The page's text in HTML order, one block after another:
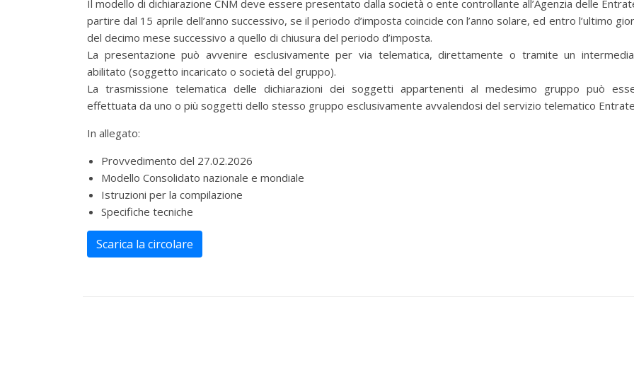
Il modello di dichiarazione CNM deve essere presentato dalla società o ente controllante all’Agenzia delle
partire dal 15 aprile dell’anno successivo, se il periodo d’imposta coincide con l’anno solare, ed entro l’ultimo
del decimo mese successivo a quello di chiusura del periodo d’imposta.
La presentazione può avvenire esclusivamente per via telematica, direttamente o tramite un
abilitato (soggetto incaricato o società del gruppo).
La trasmissione telematica delle dichiarazioni dei soggetti appartenenti al medesimo gruppo può
effettuata da uno o più soggetti dello stesso gruppo esclusivamente avvalendosi del servizio telematico
In allegato:
Provvedimento del 27.02.2026
Modello Consolidato nazionale e mondiale
Istruzioni per la compilazione
Specifiche tecniche
Scarica la circolare